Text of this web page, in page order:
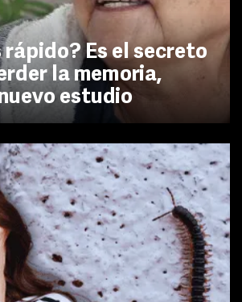
rápido? Es el secreto
la memoria,
estudio